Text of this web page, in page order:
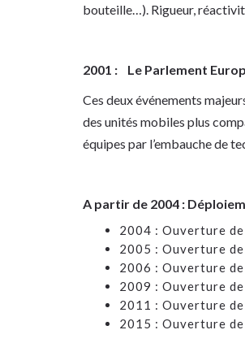
bouteille…). Rigueur,
2001 : Le Parlement
Ces deux événements
des unités mobiles plus
équipes par l’embauche de
A partir de 2004 :
2004 : Ouverture
2005 : Ouverture
2006 : Ouverture de
2009 : Ouverture de
2011 : Ouverture de
2015 : Ouverture de